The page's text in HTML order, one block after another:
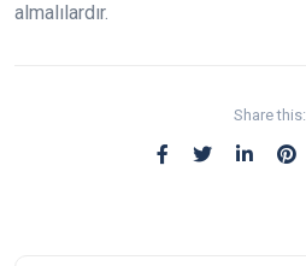
almalılardır.
Share this: